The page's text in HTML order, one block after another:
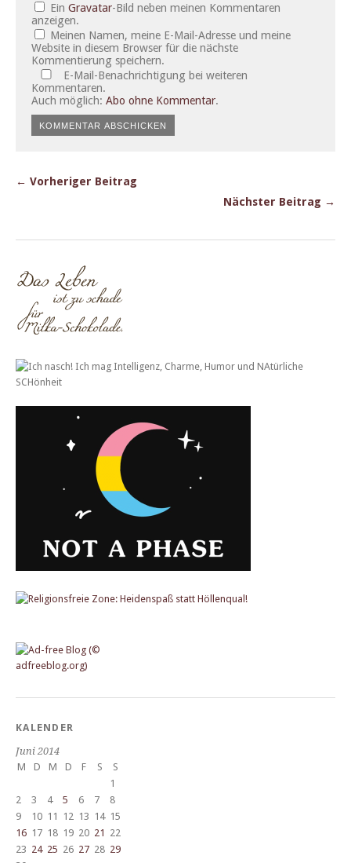
EinGravatar-Bild neben meinen Kommentaren
anzeigen.
Meinen Namen, meine E-Mail-Adresse und meine
Website in diesem Browser für die nächste
Kommentierung speichern.
E-Mail-Benachrichtigung bei weiteren
Kommentaren.
Auch möglich: Abo ohne Kommentar.
← Vorheriger Beitrag
Nächster Beitrag →
KALENDER
Juni 2014
M
D M D F S
S
1
2
3 4 5 6 7
8
9
10 11 12 13 14 15
16 17 18 19 20 21 22
23 24 25 26 27 28 29